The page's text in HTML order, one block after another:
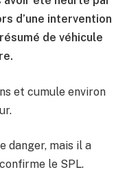
d’une intervention
de véhicule
et cumule environ
danger, mais il a
le SPL.